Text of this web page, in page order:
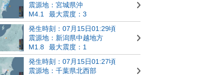
震源地：宮城県沖
M4.1
最大震度：3
発生時刻：07月15日01:29頃
震源地：新潟県中越地方
M1.8
最大震度：1
発生時刻：07月15日01:27頃
震源地：千葉県北西部